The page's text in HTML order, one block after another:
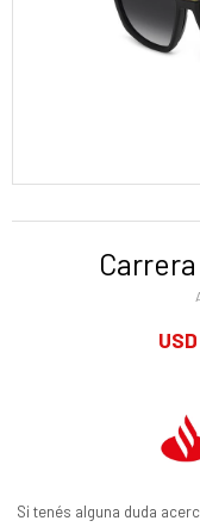
USD
Si tenés alguna duda